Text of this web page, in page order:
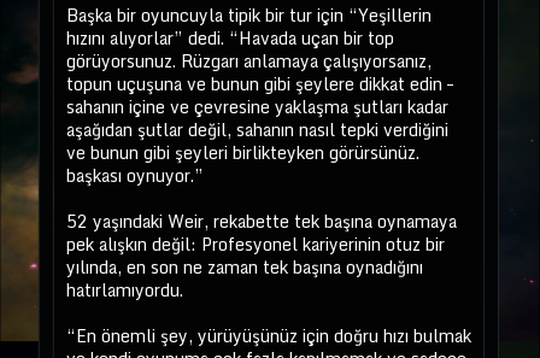
Başka bir oyuncuyla tipik bir tur için “Yeşillerin
hızını alıyorlar” dedi. “Havada uçan bir top
görüyorsunuz. Rüzgarı anlamaya çalışıyorsanız,
topun uçuşuna ve bunun gibi şeylere dikkat edin –
sahanın içine ve çevresine yaklaşma şutları kadar
aşağıdan şutlar değil, sahanın nasıl tepki verdiğini
ve bunun gibi şeyleri birlikteyken görürsünüz.
başkası oynuyor.”
52 yaşındaki Weir, rekabette tek başına oynamaya
pek alışkın değil: Profesyonel kariyerinin otuz bir
yılında, en son ne zaman tek başına oynadığını
hatırlamıyordu.
“En önemli şey, yürüyüşünüz için doğru hızı bulmak